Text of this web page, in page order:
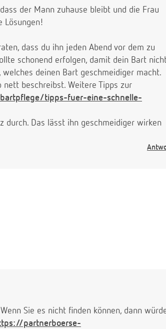
der Mann zuhause bleibt und die Frau
Lösungen!
dass du ihn jeden Abend vor dem zu
schonend erfolgen, damit dein Bart
deinen Bart geschmeidiger macht.
beschreibst. Weitere Tipps zur
tipps-fuer-eine-schnelle-
durch. Das lässt ihn geschmeidiger wirken
Sie es nicht finden können, dann
partnerboerse-